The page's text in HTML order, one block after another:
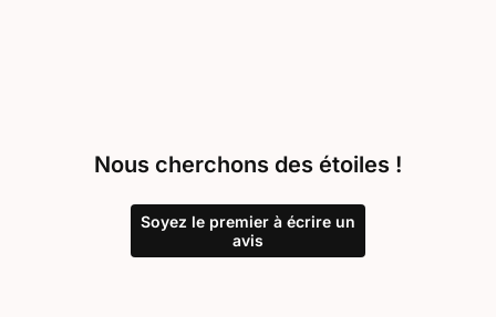
Nous cherchons des étoiles !
Soyez le premier à écrire un
avis